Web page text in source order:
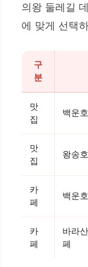
의왕 둘레길
에 맞게 선택
구
분
맛
집
백운
맛
집
왕송
카
페
백운
카
페
바라
페